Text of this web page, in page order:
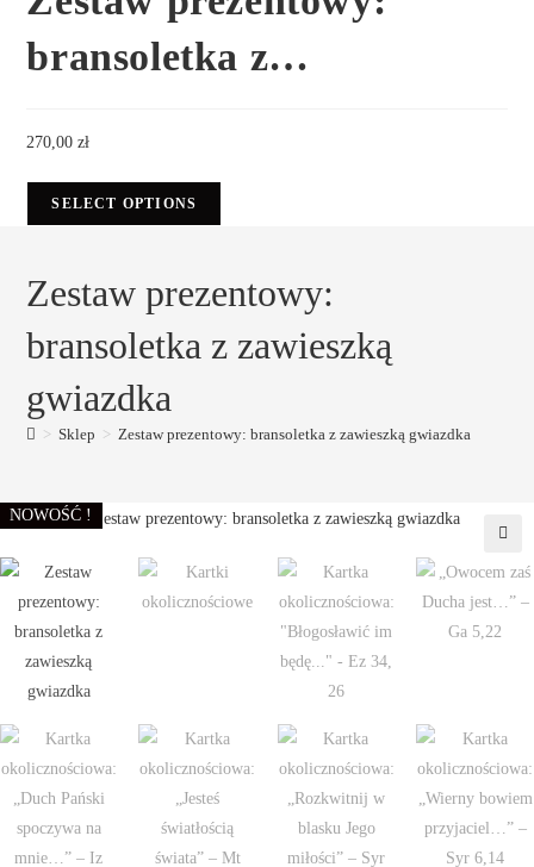
bransoletka z…
270,00zł
SELECT OPTIONS
Zestaw prezentowy:
bransoletka z zawieszką
gwiazdka
> Sklep > Zestaw prezentowy: bransoletka z zawieszką gwiazdka
🔍
NOWOŚĆ !